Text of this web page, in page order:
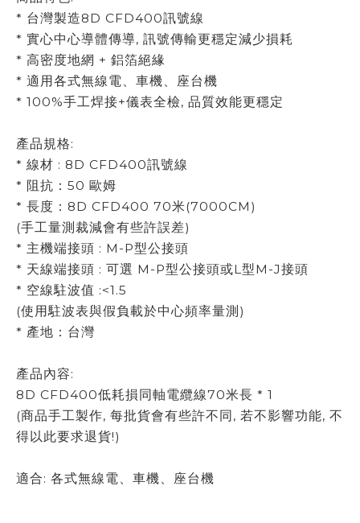
* 台灣製造8D CFD400訊號線
* 實心中心導體傳導, 訊號傳輸更穩定減少損耗
* 高密度地網 + 鋁箔絕緣
* 適用各式無線電、車機、座台機
* 100%手工焊接+儀表全檢, 品質效能更穩定
產品規格:
* 線材 : 8D CFD400訊號線
* 阻抗：50 歐姆
* 長度：8D CFD400 70米(7000CM)
(手工量測裁減會有些許誤差)
* 主機端接頭 : M-P型公接頭
* 天線端接頭 : 可選 M-P型公接頭或L型M-J接頭
* 空線駐波值 :<1.5
(使用駐波表與假負載於中心頻率量測)
* 產地：台灣
產品內容:
8D CFD400低耗損同軸電纜線70米長 * 1
(商品手工製作, 每批貨會有些許不同, 若不影響功能, 不
得以此要求退貨!)
適合: 各式無線電、車機、座台機